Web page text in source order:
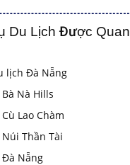
Du Lịch Được Quan
lịch Đà Nẵng
Nà Hills
Lao Chàm
Thần Tài
Đà Nẵng